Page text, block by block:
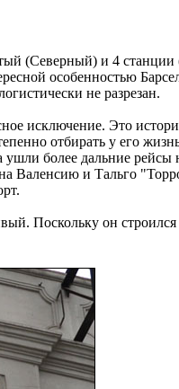
(Северный) и 4
особенностью
не разрезан.
исключение. Это
отбирать у его
более дальние
Валенсию и Тальго
Поскольку он